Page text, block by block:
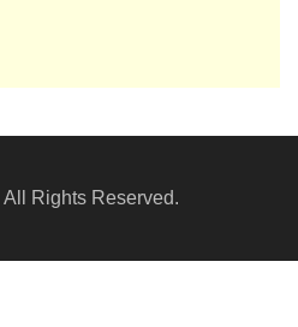
Rights Reserved.